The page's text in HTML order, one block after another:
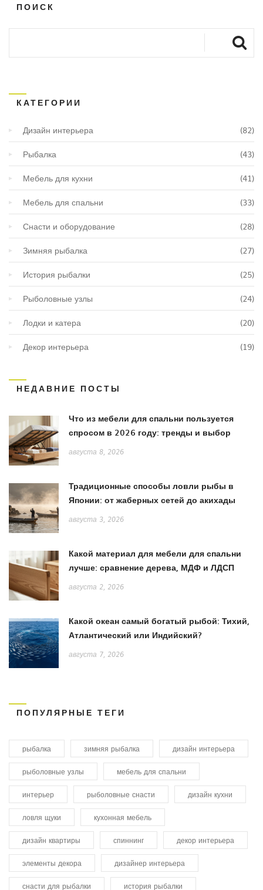
ПОИСК
КАТЕГОРИИ
Дизайн интерьера (82)
Рыбалка (43)
Мебель для кухни (41)
Мебель для спальни (33)
Снасти и оборудование (28)
Зимняя рыбалка (27)
История рыбалки (25)
Рыболовные узлы (24)
Лодки и катера (20)
Декор интерьера (19)
НЕДАВНИЕ ПОСТЫ
Что из мебели для спальни пользуется
спросом в 2026 году: тренды и выбор
августа 8, 2026
Традиционные способы ловли рыбы в
Японии: от жаберных сетей до акихады
августа 3, 2026
Какой материал для мебели для спальни
лучше: сравнение дерева, МДФ и ЛДСП
августа 2, 2026
Какой океан самый богатый рыбой: Тихий,
Атлантический или Индийский?
августа 7, 2026
ПОПУЛЯРНЫЕ ТЕГИ
рыбалка зимняя рыбалка дизайн интерьера
рыболовные узлы мебель для спальни
интерьер рыболовные снасти дизайн кухни
ловля щуки кухонная мебель
дизайн квартиры спиннинг декор интерьера
элементы декора дизайнер интерьера
снасти для рыбалки история рыбалки